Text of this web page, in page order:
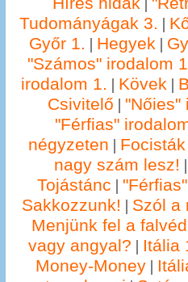
Tudományágak 3. |
Győr 1. | Hegyek |
"Számos" irodalom
irodalom 1. | Kövek |
Csivitelő | "Nőies"
"Férfias"
négyzeten | Focisták
nagy szám lesz!
Tojástánc |
Sakkozzunk! | Szól a
Menjünk fel a
vagy angyal? | Itália
Money-Money |